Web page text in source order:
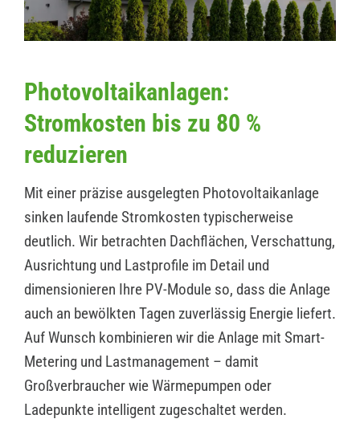
Photovoltaikanlagen:
Stromkosten bis zu 80 %
reduzieren
Mit einer präzise ausgelegten Photovoltaikanlage
sinken laufende Stromkosten typischerweise
deutlich. Wir betrachten Dachflächen, Verschattung,
Ausrichtung und Lastprofile im Detail und
dimensionieren Ihre PV-Module so, dass die Anlage
auch an bewölkten Tagen zuverlässig Energie liefert.
Auf Wunsch kombinieren wir die Anlage mit Smart-
Metering und Lastmanagement – damit
Großverbraucher wie Wärmepumpen oder
Ladepunkte intelligent zugeschaltet werden.